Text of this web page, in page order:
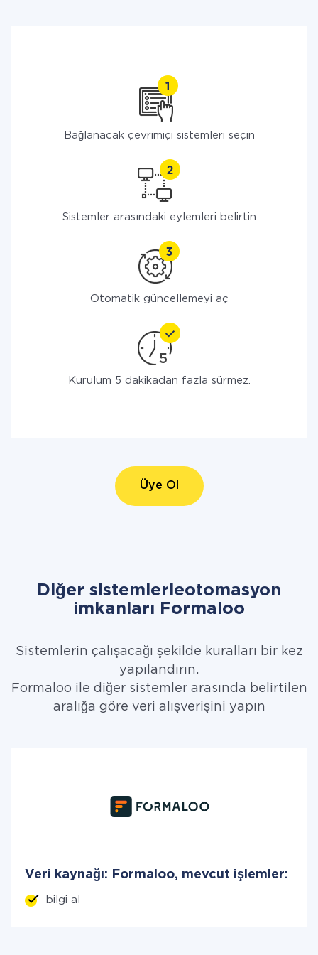
Bağlanacak çevrimiçi sistemleri seçin
Sistemler arasındaki eylemleri belirtin
Otomatik güncellemeyi aç
Kurulum 5 dakikadan fazla sürmez.
Üye Ol
Diğer sistemlerleotomasyon
imkanları Formaloo
Sistemlerin çalışacağı şekilde kuralları bir kez
yapılandırın.
Formaloo ile diğer sistemler arasında belirtilen
aralığa göre veri alışverişini yapın
Veri kaynağı: Formaloo, mevcut işlemler:
bilgi al